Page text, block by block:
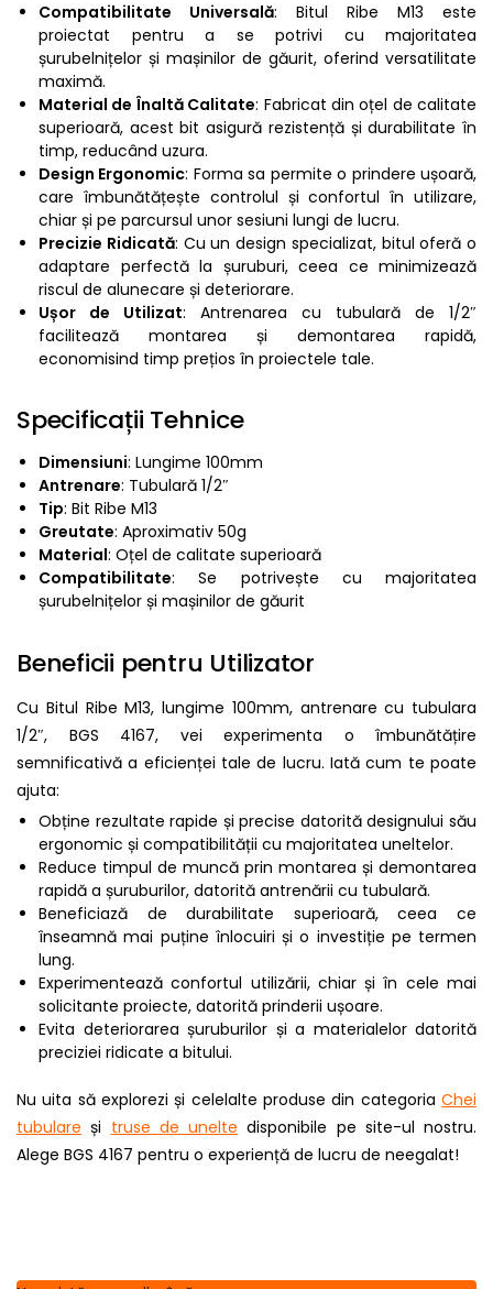
Compatibilitate Universală: Bitul Ribe M13 este
proiectat pentru a se potrivi cu majoritatea
șurubelnițelor și mașinilor de găurit, oferind versatilitate
maximă.
Material de Înaltă Calitate: Fabricat din oțel de calitate
superioară, acest bit asigură rezistență și durabilitate în
timp, reducând uzura.
Design Ergonomic: Forma sa permite o prindere ușoară,
care îmbunătățește controlul și confortul în utilizare,
chiar și pe parcursul unor sesiuni lungi de lucru.
Precizie Ridicată: Cu un design specializat, bitul oferă o
adaptare perfectă la șuruburi, ceea ce minimizează
riscul de alunecare și deteriorare.
Ușor de Utilizat: Antrenarea cu tubulară de 1/2″
facilitează montarea și demontarea rapidă,
economisind timp prețios în proiectele tale.
Specificații Tehnice
Dimensiuni: Lungime 100mm
Antrenare: Tubulară 1/2″
Tip: Bit Ribe M13
Greutate: Aproximativ 50g
Material: Oțel de calitate superioară
Compatibilitate: Se potrivește cu majoritatea
șurubelnițelor și mașinilor de găurit
Beneficii pentru Utilizator
Cu Bitul Ribe M13, lungime 100mm, antrenare cu tubulara
1/2″, BGS 4167, vei experimenta o îmbunătățire
semnificativă a eficienței tale de lucru. Iată cum te poate
ajuta:
Obține rezultate rapide și precise datorită designului său
ergonomic și compatibilității cu majoritatea uneltelor.
Reduce timpul de muncă prin montarea și demontarea
rapidă a șuruburilor, datorită antrenării cu tubulară.
Beneficiază de durabilitate superioară, ceea ce
înseamnă mai puține înlocuiri și o investiție pe termen
lung.
Experimentează confortul utilizării, chiar și în cele mai
solicitante proiecte, datorită prinderii ușoare.
Evita deteriorarea șuruburilor și a materialelor datorită
preciziei ridicate a bitului.
Nu uita să explorezi și celelalte produse din categoria Chei
tubulare și truse de unelte disponibile pe site-ul nostru.
Alege BGS 4167 pentru o experiență de lucru de neegalat!